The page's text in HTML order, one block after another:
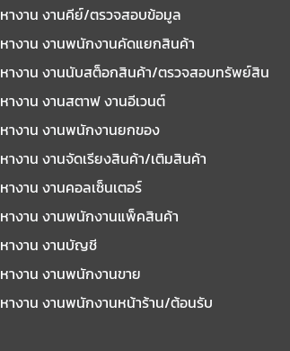
หางาน งานคีย์/ตรวจสอบข้อมูล
หางาน งานพนักงานคัดแยกสินค้า
หางาน งานนับสต็อกสินค้า/ตรวจสอบทรัพย์สิน
หางาน งานสตาฟ งานอีเวนต์
หางาน งานพนักงานยกของ
หางาน งานจัดเรียงสินค้า/เติมสินค้า
หางาน งานคอลเซ็นเตอร์
หางาน งานพนักงานแพ็คสินค้า
หางาน งานบัญชี
หางาน งานพนักงานขาย
หางาน งานพนักงานหน้าร้าน/ต้อนรับ